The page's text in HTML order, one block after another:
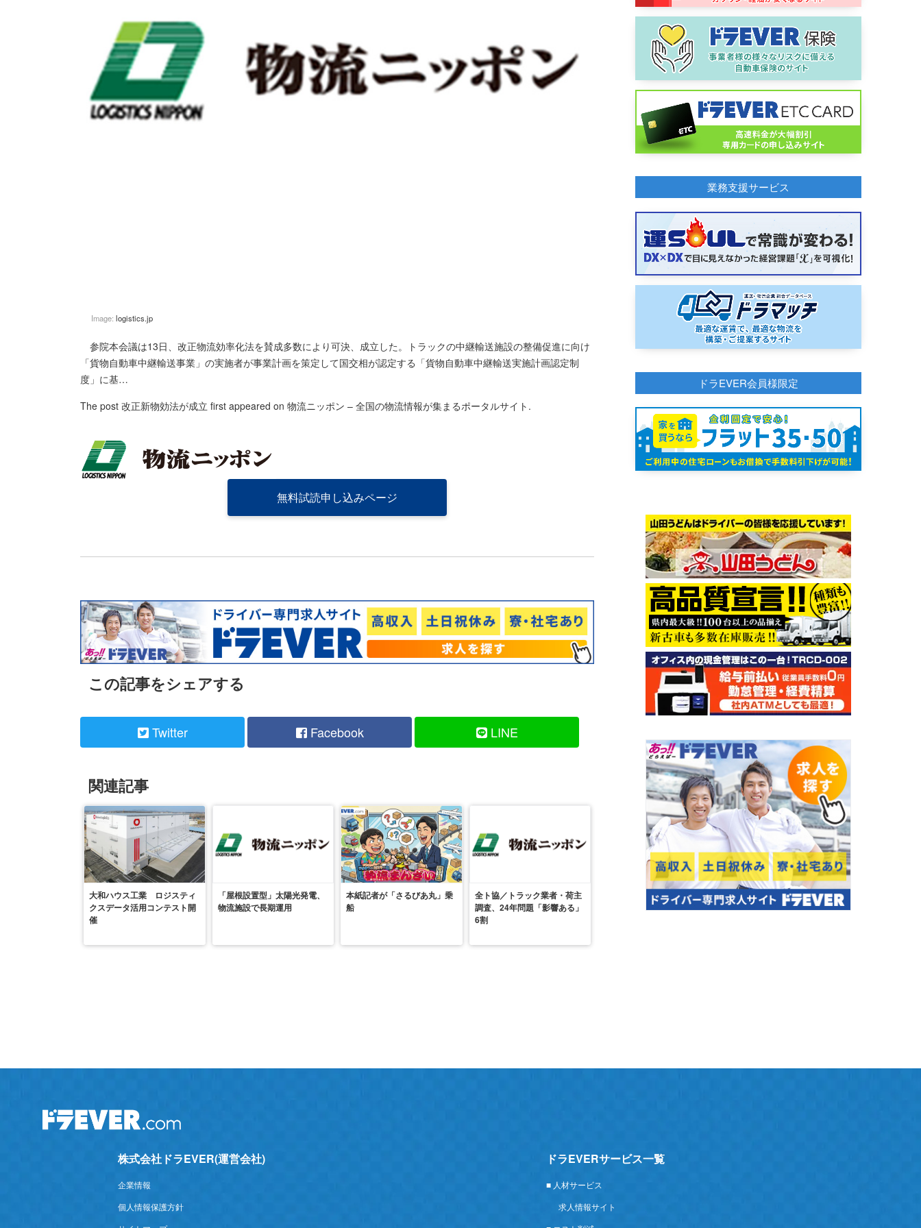
Image: logistics.jp
参院本会議は13日、改正物流効率化法を賛成多数により可決、成立した。トラックの中継輸送施設の整備促進に向け
「貨物自動車中継輸送事業」の実施者が事業計画を策定して国交相が認定する「貨物自動車中継輸送実施計画認定制
度」に基…
The post 改正新物効法が成立 first appeared on 物流ニッポン – 全国の物流情報が集まるポータルサイト .
無料試読申し込みページ
この記事をシェアする
Twitter Facebook LINE
関連記事
大和ハウス工業 ロジスティ
クスデータ活用コンテスト開
催
「屋根設置型」太陽光発電、
物流施設で長期運用
本紙記者が「さるびあ丸」乗
船
全ト協／トラック業者・荷主
調査、24年問題「影響ある」
6割
業務支援サービス
ドラEVER会員様限定
株式会社ドラEVER(運営会社)
企業情報
個人情報保護方針
ドラEVERサービス一覧
■ 人材サービス
求人情報サイト